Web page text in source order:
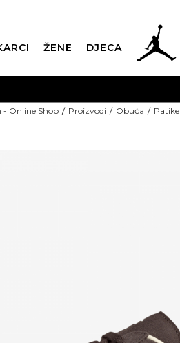
ŽENE DJECA
- Online Shop Proizvodi Obuća Patike